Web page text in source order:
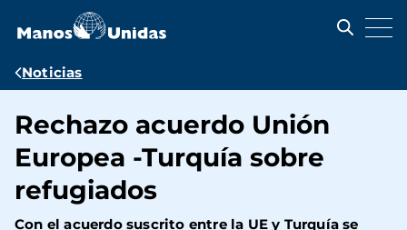
contenido
Ruta
navegación
Noticias
Rechazo acuerdo Unión
Europea -Turquía sobre
refugiados
Con el acuerdo suscrito entre la UE y Turquía se